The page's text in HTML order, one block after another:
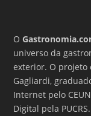
O
universo da
exterior. O projeto
Gagliardi,
Internet pelo
Digital pela PUCRS.